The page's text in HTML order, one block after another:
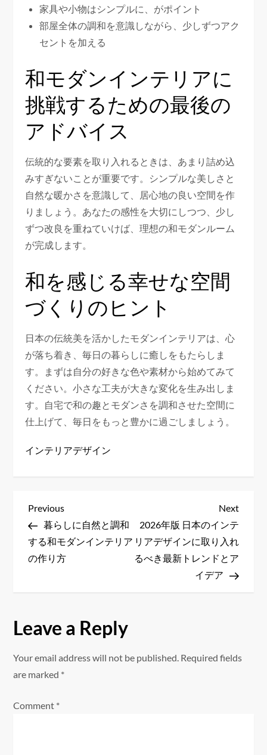
家具や小物はシンプルに、がポイント
部屋全体の調和を意識しながら、少しずつアク
セントを加える
和モダンインテリアに
挑戦するための最後の
アドバイス
伝統的な要素を取り入れるときは、あまり詰め込
みすぎないことが重要です。シンプルな美しさと
自然な暖かさを意識して、居心地の良い空間を作
りましょう。あなたの感性を大切にしつつ、少し
ずつ改良を重ねていけば、理想の和モダンルーム
が完成します。
和を感じる幸せな空間
づくりのヒント
日本の伝統美を活かしたモダンインテリアは、心
が落ち着き、毎日の暮らしに癒しをもたらしま
す。まずは自分の好きな色や素材から始めてみて
ください。小さな工夫が大きな変化を生み出しま
す。自宅で和の趣とモダンさを調和させた空間に
仕上げて、毎日をもっと豊かに過ごしましょう。
インテリアデザイン
P
o
s
a
v
Previous
Post
Previous
暮らしに自然と調和
する和モダンインテリア
の作り方
Next
Post
Next
2026年版 日本のインテ
リアデザインに取り入れ
るべき最新トレンドとア
イデア
Leave a Reply
Your email address will not be published. Required fields
are marked *
Comment *